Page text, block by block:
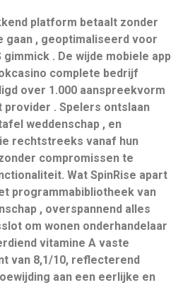
platform betaalt zonder
gaan , geoptimaliseerd voor
gimmick . De wijde mobiele app
complete bedrijf
over 1.000 aanspreekvorm
. Spelers ontslaan
weddenschap , en
rechtstreeks vanaf hun
compromissen te
Wat SpinRise apart
programmabibliotheek van
, overspannend alles
om wonen onderhandelaar
vitamine A vaste
van 8,1/10, reflecterend
aan een eerlijke en